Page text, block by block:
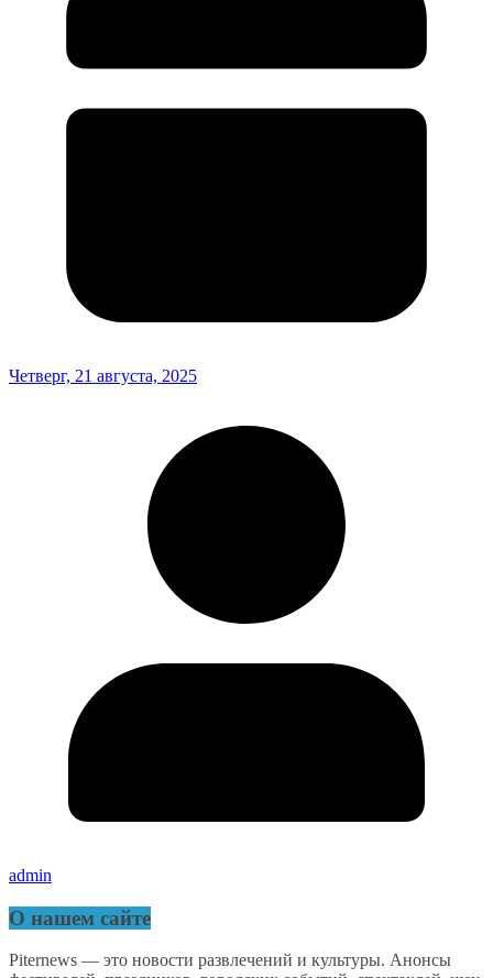
Четверг, 21 августа, 2025
admin
О нашем сайте
Piternews — это новости развлечений и культуры. Анонсы